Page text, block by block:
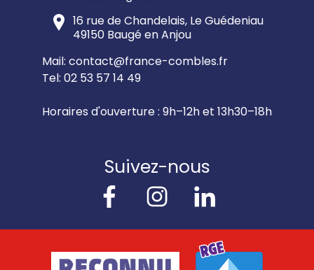
16 rue de Chandelais, Le Guédeniau
49150 Baugé en Anjou
Mail: contact@france-combles.fr
Tel: 02 53 57 14 49
Horaires d'ouverture : 9h–12het 13h30–18h
Suivez-nous